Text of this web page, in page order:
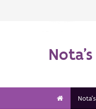
Nota's
Nota's